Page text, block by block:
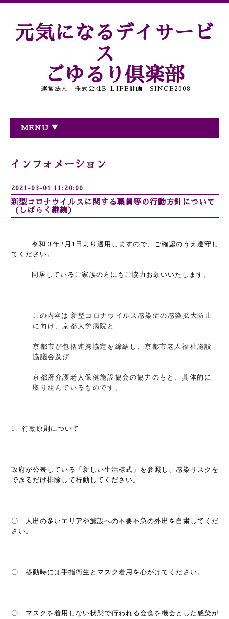
元気になるデイサービ
ス
ごゆるり倶楽部
運営法人 株式会社B-LIFE計画 SINCE2008
MENU ▼
インフォメーション
2021-03-01 11:20:00
新型コロナウイルスに関する職員等の行動方針について
（しばらく継続）
令和３年2 月 1 日より適用しますので、ご確認のうえ遵守し
てください。
同居しているご家族の方にもご協力お願いいたします。
この内容は 新型コロナウイルス感染症の感染拡大防止
に向け、京都大学病院と
京都市が包括連携協定を締結し、京都市老人福祉施設
協議会及び
京都府介護老人保健施設協会の協力のもと、具体的に
取り組んでいるものです。
1. 行動原則について
政府が公表している「新しい生活様式」を参照し、感染リスクを
できるだけ排除して行動してください。
〇 人出の多いエリアや施設への不要不急の外出を自粛してくだ
さい。
〇 移動時には手指衛生とマスク着用を心がけてください。
〇 マスクを着用しない状態で行われる会食を機会とした感染が